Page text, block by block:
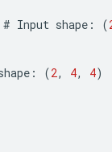
# Input shape : (
: (2, 4, 4)